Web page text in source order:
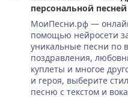
персональной песней
МоиПесни.рф —
помощью нейросети
уникальные песни по
поздравления,
куплеты и многое
и героя, выберите
песню с текстом и